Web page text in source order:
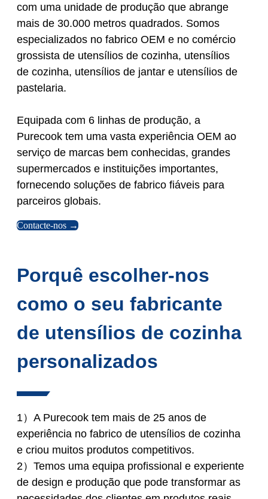
com uma unidade de produção que abrange
mais de 30.000 metros quadrados. Somos
especializados no fabrico OEM e no comércio
grossista de utensílios de cozinha, utensílios
de cozinha, utensílios de jantar e utensílios de
pastelaria.
Equipada com 6 linhas de produção, a
Purecook tem uma vasta experiência OEM ao
serviço de marcas bem conhecidas, grandes
supermercados e instituições importantes,
fornecendo soluções de fabrico fiáveis para
parceiros globais.
Contacte-nos →
Porquê escolher-nos
como o seu fabricante
de utensílios de cozinha
personalizados
1）A Purecook tem mais de 25 anos de
experiência no fabrico de utensílios de cozinha
e criou muitos produtos competitivos.
2）Temos uma equipa profissional e experiente
de design e produção que pode transformar as